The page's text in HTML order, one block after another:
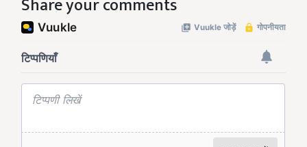
Share your comments